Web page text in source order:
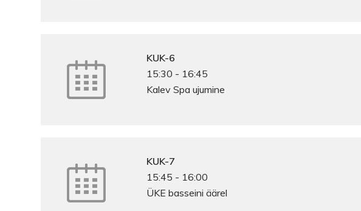
KUK-6
15:30 - 16:45
Kalev Spa ujumine
KUK-7
15:45 - 16:00
ÜKE basseini äärel